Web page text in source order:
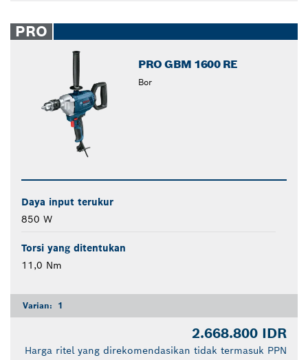
PRO
PRO GBM 1600 RE
Bor
Daya input terukur
850 W
Torsi yang ditentukan
11,0 Nm
Varian: 1
2.668.800 IDR
Harga ritel yang direkomendasikan tidak termasuk PPN